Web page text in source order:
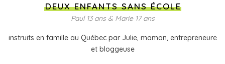
DEUX ENFANTS SANS ÉCOLE
Paul 13 ans & Marie 17 ans
instruits en famille au Québec par Julie, maman, entrepreneure
et bloggeuse